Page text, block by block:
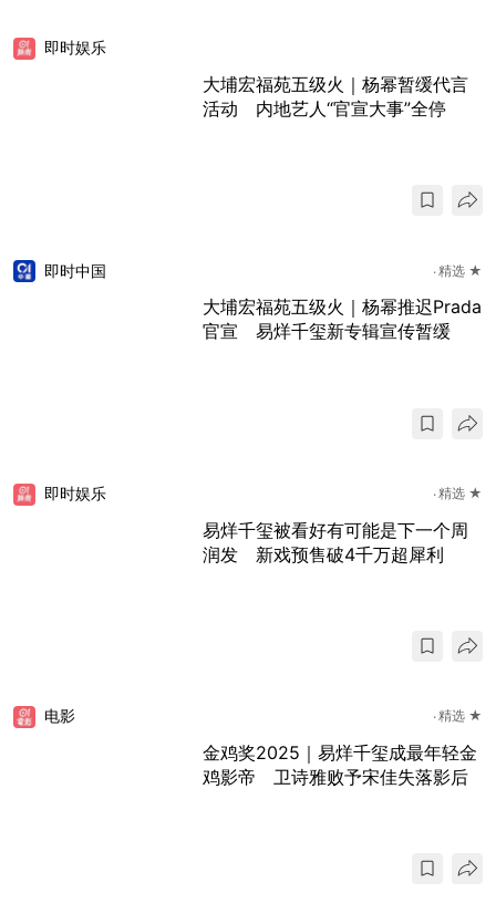
即时娱乐
大埔宏福苑五级火｜杨幂暂缓代言
活动 内地艺人“官宣大事”全停
即时中国 精选 ★
大埔宏福苑五级火｜杨幂推迟Prada
官宣 易烊千玺新专辑宣传暂缓
即时娱乐 精选 ★
易烊千玺被看好有可能是下一个周
润发 新戏预售破4千万超犀利
电影 精选 ★
金鸡奖2025｜易烊千玺成最年轻金
鸡影帝 卫诗雅败予宋佳失落影后